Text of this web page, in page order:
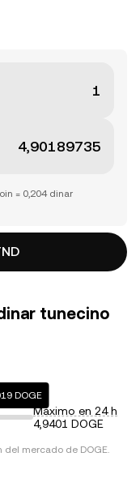
= 0,204 dinar
tunecino
DOGE
Máximo en 24 h
4,9401 DOGE
del mercado de DOGE.